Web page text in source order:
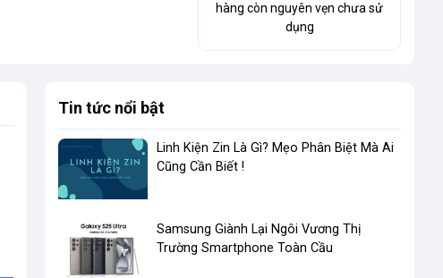
hàng còn nguyên vẹn chưa sử
dụng
Tin tức nổi bật
Linh Kiện Zin Là Gì? Mẹo Phân Biệt Mà Ai
Cũng Cần Biết !
​Samsung Giành Lại Ngôi Vương Thị
Trường Smartphone Toàn Cầu